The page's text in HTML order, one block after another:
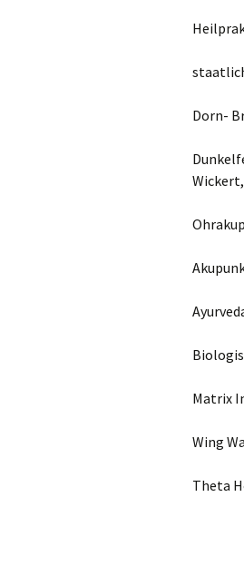
Dorn-
Matrix
Wing
Theta